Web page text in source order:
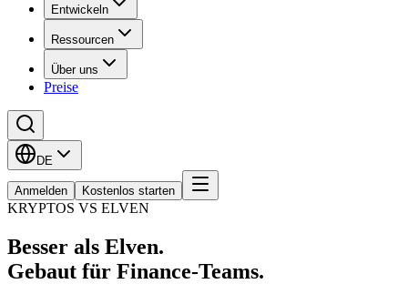
Entwickeln
Ressourcen
Über uns
Preise
DE
Anmelden Kostenlos starten
KRYPTOS VS ELVEN
Besser als Elven.
Gebaut für Finance-Teams.